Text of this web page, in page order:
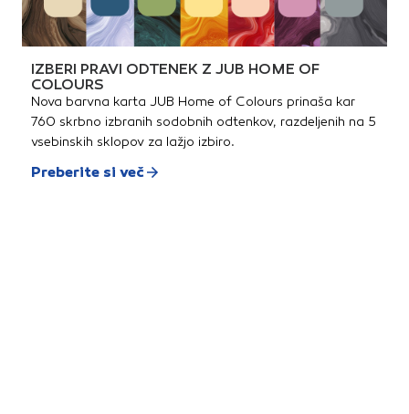
IZBERI PRAVI ODTENEK Z JUB HOME OF
COLOURS
Nova barvna karta JUB Home of Colours prinaša kar
760 skrbno izbranih sodobnih odtenkov, razdeljenih na 5
vsebinskih sklopov za lažjo izbiro.
Preberite si več